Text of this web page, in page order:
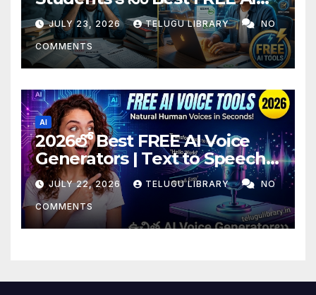
Tools & Smart Study Tips
(2026)
JULY 23, 2026 TELUGU LIBRARY NO
COMMENTS
AI
2026లో Best FREE AI Voice
Generators | Text to Speech
కోసం Top 4 AI Tools
JULY 22, 2026 TELUGU LIBRARY NO
COMMENTS